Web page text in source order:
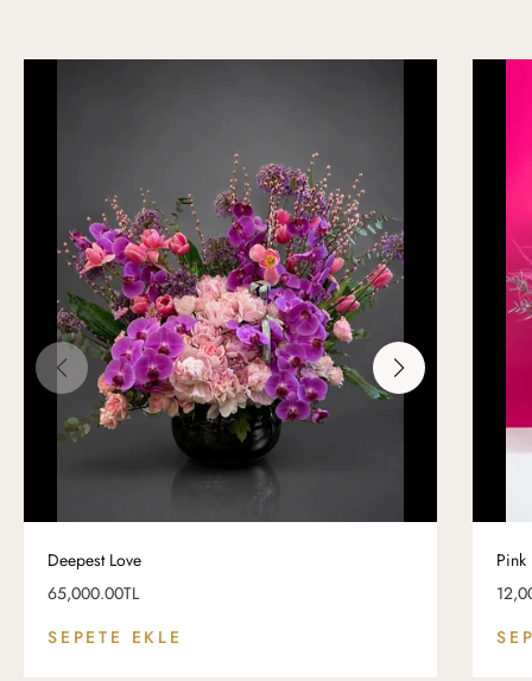
Deepest Love
Fiyat
65,000.00TL
SEPETE EKLE
Pink
Fiyat